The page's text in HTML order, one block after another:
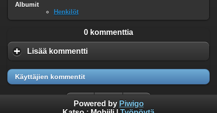
Albumit
Henkilöt
0 kommenttia
Lisää kommentti
Käyttäjien kommentit
Powered by Piwigo